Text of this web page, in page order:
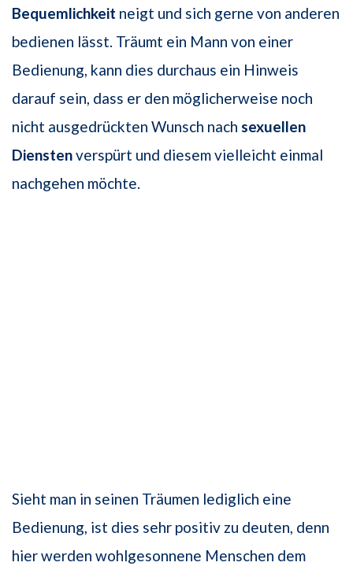
Bequemlichkeit neigt und sich gerne von anderen
bedienen lässt. Träumt ein Mann von einer
Bedienung, kann dies durchaus ein Hinweis
darauf sein, dass er den möglicherweise noch
nicht ausgedrückten Wunsch nach sexuellen
Dienstenver­spürt und diesem vielleicht einmal
nachgehen möchte.
Sieht man in seinen Träumen lediglich eine
Bedienung, ist dies sehr positiv zu deuten, denn
hier werden wohlgesonnene Menschen dem